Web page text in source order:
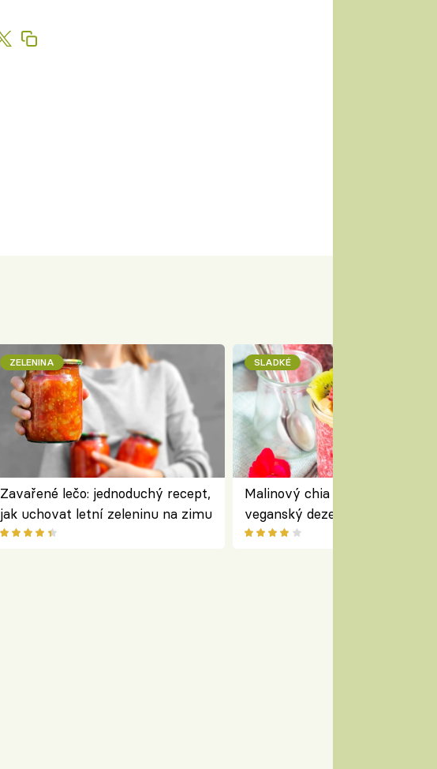
ZELENINA
Zavařené lečo: jednoduchý recept,
jak uchovat letní zeleninu na zimu
SLADKÉ
Malinový chia pudink s
veganský dezert plný ovoce a
ořechů